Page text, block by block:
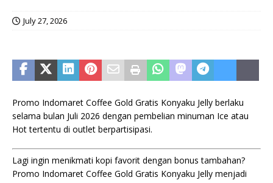
July 27, 2026
Promo Indomaret Coffee Gold Gratis Konyaku Jelly berlaku
selama bulan Juli 2026 dengan pembelian minuman Ice atau
Hot tertentu di outlet berpartisipasi.
Lagi ingin menikmati kopi favorit dengan bonus tambahan?
Promo Indomaret Coffee Gold Gratis Konyaku Jelly menjadi